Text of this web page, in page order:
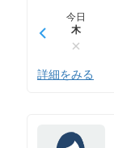
今日
木
詳細をみる